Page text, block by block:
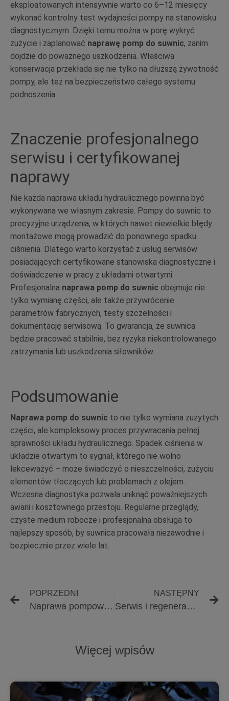
eksploatowanych intensywnie warto co 6–12 miesięcy
wykonać kontrolny test wydajności pompy na stanowisku
diagnostycznym. Dzięki temu można w porę wykryć
zużycie i zaplanować naprawę pomp do suwnic, zanim
dojdzie do poważnego uszkodzenia. Właściwa
konserwacja przekłada się nie tylko na dłuższą żywotność
pompy, ale też na bezpieczeństwo całego systemu
podnoszenia.
Znaczenie profesjonalnego
serwisu i certyfikowanej
naprawy
Nie każda naprawa układu hydraulicznego powinna być
wykonywana we własnym zakresie. Pompy do suwnic to
precyzyjne urządzenia, w których nawet niewielkie błędy
montażowe mogą prowadzić do ponownego spadku
ciśnienia. Dlatego warto korzystać z usług serwisów
posiadających certyfikowane stanowiska diagnostyczne i
doświadczenie w pracy z układami otwartymi.
Profesjonalna naprawa pomp do suwnic obejmuje nie
tylko wymianę części, ale także przywrócenie
parametrów fabrycznych, testy szczelności i
dokumentację serwisową. To gwarancja, że suwnica
będzie pracować stabilnie, bez ryzyka niekontrolowanego
zatrzymania lub uszkodzenia siłowników.
Podsumowanie
Naprawa pomp do suwnic to nie tylko wymiana zużytych
części, ale kompleksowy proces przywracania pełnej
sprawności układu hydraulicznego. Spadek ciśnienia w
układzie otwartym to sygnał, którego nie wolno
lekceważyć – może świadczyć o nieszczelności, zużyciu
elementów tłoczących lub problemach z olejem.
Wczesna diagnostyka pozwala uniknąć poważniejszych
awarii i kosztownego przestoju. Regularne przeglądy,
czyste medium robocze i profesjonalna obsługa to
najlepszy sposób, by suwnica pracowała niezawodnie i
bezpiecznie przez wiele lat.
POPRZEDNI
Naprawa pompowtryskiwaczy po uszkodzeniu uszczelnień – jak rozpoznać nieszczelność pod pokrywą zaworów
NASTĘPNY
Serwis i regeneracja pomp wtryskowych Delphi – jak kontrola szczelności sekcji tłoczącej decyduje o skuteczności naprawy
Więcej wpisów